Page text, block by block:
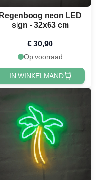
Regenboog neon LED
sign - 32x63 cm
€ 30,90
Op voorraad
IN WINKELMAND